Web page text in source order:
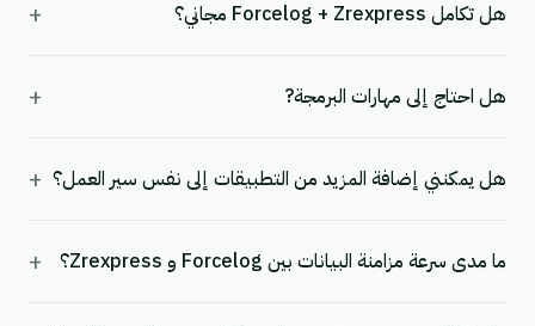
هل تكامل Forcelog + Zrexpress مجاني؟ +
هل احتاج إلى مهارات البرمجة? +
هل يمكنني إضافة المزيد من التطبيقات إلى نفس سير العمل؟ +
ما مدى سرعة مزامنة البيانات بين Forcelog و Zrexpress؟ +